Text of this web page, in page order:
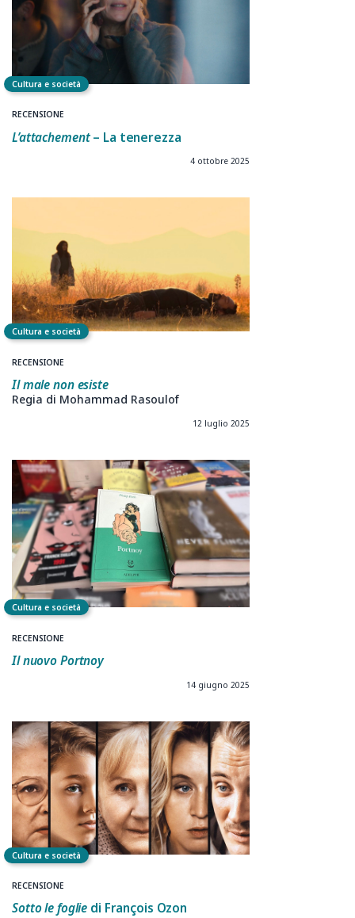
Cultura e società
RECENSIONE
L’attachement– La tenerezza
4 ottobre 2025
Cultura e società
RECENSIONE
Il male non esiste
Regia di Mohammad Rasoulof
12 luglio 2025
Cultura e società
RECENSIONE
Il nuovo Portnoy
14 giugno 2025
Cultura e società
RECENSIONE
Sotto le foglie di François Ozon